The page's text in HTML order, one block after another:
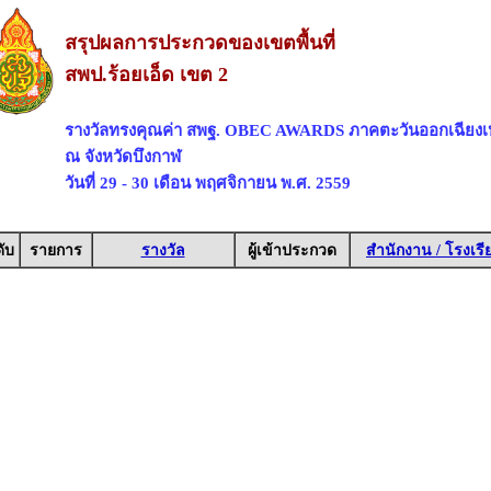
สรุปผลการประกวดของเขตพื้นที่
สพป.ร้อยเอ็ด เขต 2
รางวัลทรงคุณค่า สพฐ. OBEC AWARDS ภาคตะวันออกเฉียง
ณ จังหวัดบึงกาฬ
วันที่ 29 - 30 เดือน พฤศจิกายน พ.ศ. 2559
บ รายการ รางวัล ผู้เข้าประกวด สำนักงาน / โรงเรี